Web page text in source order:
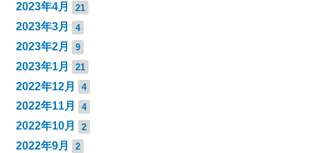
2023年4月 21
2023年3月 4
2023年2月 9
2023年1月 21
2022年12月 4
2022年11月 4
2022年10月 2
2022年9月 2